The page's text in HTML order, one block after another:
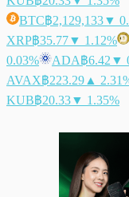
BTC฿2,129,133▼
XRP฿35.77▼ 1.12%
0.03%
ADA฿6.42 ▼
AVAX฿223.29 ▲
KUB฿20.33▼ 1.35%